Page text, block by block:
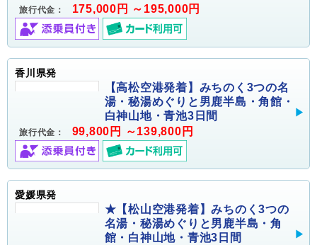
旅行代金： 175,000円 ～195,000円
香川県発
【高松空港発着】みちのく3つの名
湯・秘湯めぐりと男鹿半島・角館・
白神山地・青池3日間
旅行代金： 99,800円 ～139,800円
愛媛県発
★【松山空港発着】みちのく3つの
名湯・秘湯めぐりと男鹿半島・角
館・白神山地・青池3日間